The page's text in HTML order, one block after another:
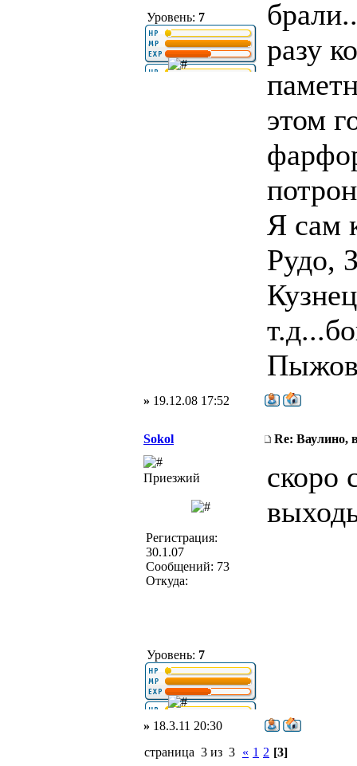
Уровень: 7
разу
этом
Я сам
Рудо,
» 19.12.08 17:52
Sokol Re: Ваулино,
Приезжий
Регистрация:
30.1.07
Сообщений: 73
Откуда:
Уровень: 7
скоро
» 18.3.11 20:30
страница 3 из 3 « 1 2 [3]